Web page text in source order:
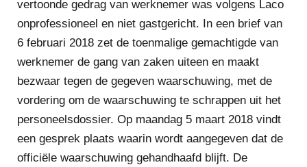
vertoonde gedrag van werknemer was volgens Laco
onprofessioneel en niet gastgericht. In een brief van
6 februari 2018 zet de toenmalige gemachtigde van
werknemer de gang van zaken uiteen en maakt
bezwaar tegen de gegeven waarschuwing, met de
vordering om de waarschuwing te schrappen uit het
personeelsdossier. Op maandag 5 maart 2018 vindt
een gesprek plaats waarin wordt aangegeven dat de
officiële waarschuwing gehandhaafd blijft. De